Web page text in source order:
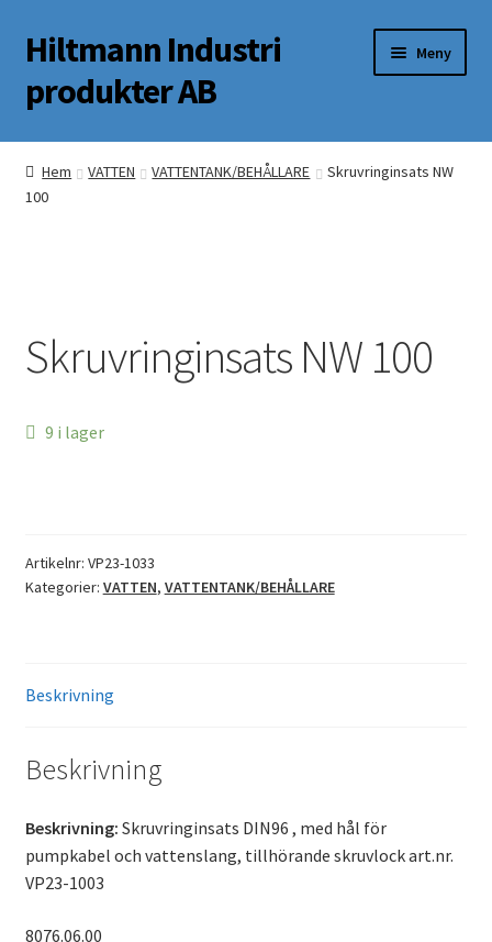
Hoppa
till
navigering
Hoppa
till
innehåll
Hiltmann Industri
produkter AB
Meny
Butik
Om oss
Hem VATTEN VATTENTANK/BEHÅLLARE
Skruvringinsats NW
100
Skruvringinsats NW 100
9 i lager
Artikelnr: VP23-1033
Kategorier: VATTEN, VATTENTANK/BEHÅLLARE
Beskrivning
Beskrivning
Beskrivning: Skruvringinsats DIN96 , med hål för
pumpkabel och vattenslang, tillhörande skruvlock art.nr.
VP23-1003
8076.06.00